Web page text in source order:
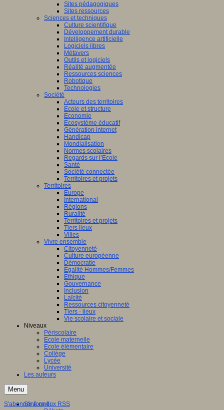
Sites pédagogiques
Sites ressources
Sciences et techniques
Culture scientifique
Développement durable
Intelligence artificielle
Logiciels libres
Métavers
Outils et logiciels
Réalité augmentée
Ressources sciences
Robotique
Technologies
Société
Acteurs des territoires
Ecole et structure
Economie
Ecosystème éducatif
Génération internet
Handicap
Mondialisation
Normes scolaires
Regards sur l’Ecole
Santé
Société connectée
Territoires et projets
Territoires
Europe
International
Régions
Ruralité
Territoires et projets
Tiers lieux
Villes
Vivre ensemble
Citoyenneté
Culture européenne
Démocratie
Egalité Hommes/Femmes
Ethique
Gouvernance
Inclusion
Laïcité
Ressources citoyenneté
Tiers - lieux
Vie scolaire et sociale
Niveaux
Périscolaire
Ecole maternelle
Ecole élémentaire
Collège
Lycée
Université
Les auteurs
Menu
S'informer
S'abonner à ce flux RSS